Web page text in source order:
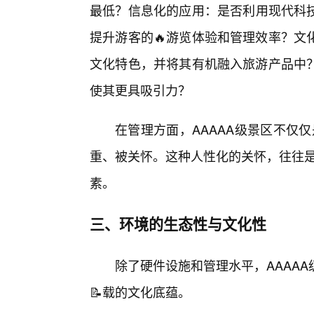
最低？信息化的应用：是否利用现代
提升游客的🔥游览体验和管理效率？
文化特色，并将其有机融入旅游产品
使其更具吸引力？
在管理方面，AAAAA级景区不仅
重、被关怀。这种人性化的关怀，往往
素。
三、环境的生态性与文化性
除了硬件设施和管理水平，
📝载的文化底蕴。